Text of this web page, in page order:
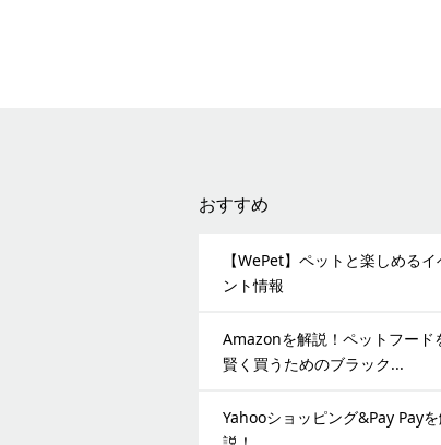
おすすめ
【WePet】ペットと楽しめるイ
ント情報
Amazonを解説！ペットフード
賢く買うためのブラック...
Yahooショッピング&Pay Pay